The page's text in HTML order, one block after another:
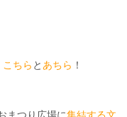
こちら と あちら ！